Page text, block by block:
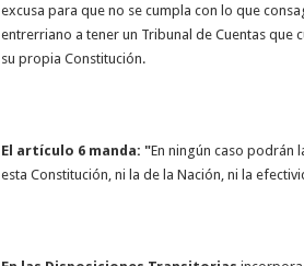
excusa para que no se cumpla con lo que
entrerriano a tener un Tribunal de Cuentas que
su propia Constitución.
El artículo 6 manda: "En ningún caso podrán
esta Constitución, ni la de la Nación, ni la